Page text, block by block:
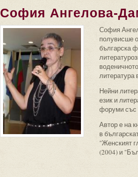
София Ангелова-
София
полувисше
българска
литература
Нейни
език и
форуми със
Автор е на
в
"Женският
(2004) и